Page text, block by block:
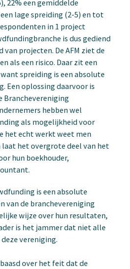
22% een gemiddelde
lage spreiding (2-5) en tot
in 1 project
is dus gediend
projecten. De AFM ziet de
als een risico. Daar zit een
spreiding is een absolute
Een oplossing daarvoor is
hebben wel
als mogelijkheid voor
het echt werkt weet men
laat het overgrote deel van het
hun boekhouder,
is een absolute
van de branchevereniging
wijze over hun resultaten,
is het jammer dat niet alle
vereniging.
over het feit dat de